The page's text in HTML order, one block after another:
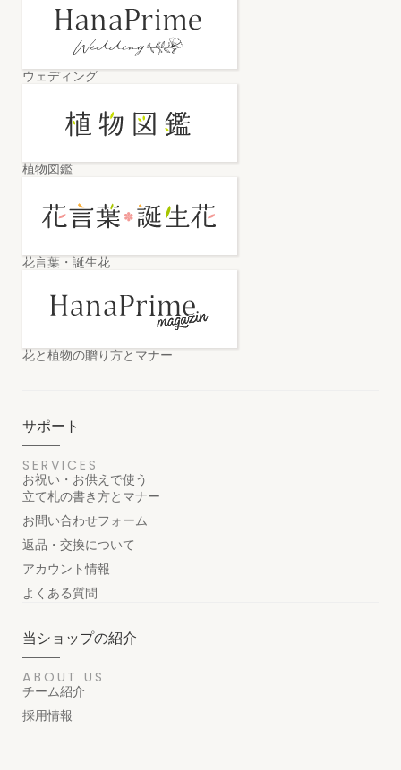
ウェディング
植物図鑑
花言葉・誕生花
花と植物の贈り方とマナー
サポート
SERVICES
お祝い・お供えで使う
立て札の書き方とマナー
お問い合わせフォーム
返品・交換について
アカウント情報
よくある質問
当ショップの紹介
ABOUT US
チーム紹介
採用情報